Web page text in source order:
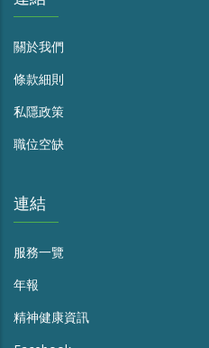
關於我們
條款細則
私隱政策
職位空缺
連結
服務一覽
年報
精神健康資訊